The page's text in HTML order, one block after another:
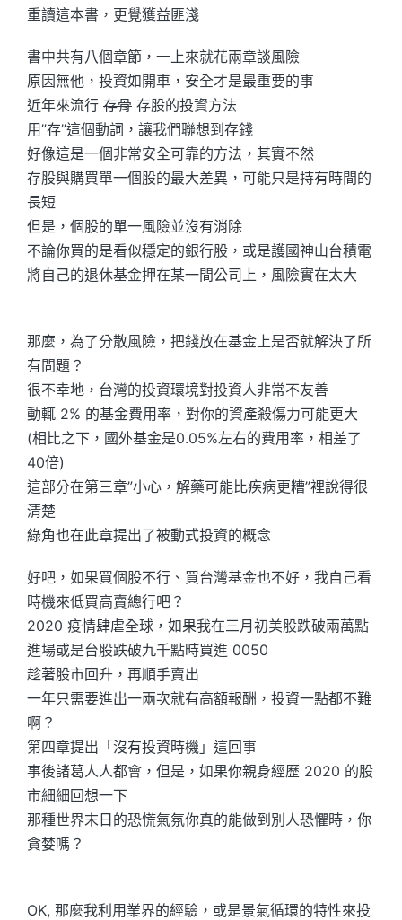
重讀這本書，更覺獲益匪淺
書中共有八個章節，一上來就花兩章談風險
原因無他，投資如開車，安全才是最重要的事
近年來流行 存骨 存股的投資方法
用”存”這個動詞，讓我們聯想到存錢
好像這是一個非常安全可靠的方法，其實不然
存股與購買單一個股的最大差異，可能只是持有時間的
長短
但是，個股的單一風險並沒有消除
不論你買的是看似穩定的銀行股，或是護國神山台積電
將自己的退休基金押在某一間公司上，風險實在太大
那麼，為了分散風險，把錢放在基金上是否就解決了所
有問題？
很不幸地，台灣的投資環境對投資人非常不友善
動輒 2% 的基金費用率，對你的資產殺傷力可能更大
(相比之下，國外基金是0.05%左右的費用率，相差了
40倍)
這部分在第三章”小心，解藥可能比疾病更糟”裡說得很
清楚
綠角也在此章提出了被動式投資的概念
好吧，如果買個股不行、買台灣基金也不好，我自己看
時機來低買高賣總行吧？
2020 疫情肆虐全球，如果我在三月初美股跌破兩萬點
進場或是台股跌破九千點時買進 0050
趁著股市回升，再順手賣出
一年只需要進出一兩次就有高額報酬，投資一點都不難
啊？
第四章提出「沒有投資時機」這回事
事後諸葛人人都會，但是，如果你親身經歷 2020 的股
市細細回想一下
那種世界末日的恐慌氣氛你真的能做到別人恐懼時，你
貪婪嗎？
OK, 那麼我利用業界的經驗，或是景氣循環的特性來投